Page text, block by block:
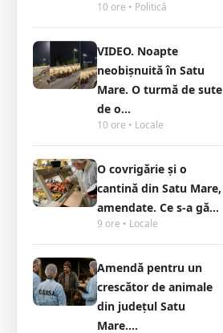
10 ore • Politică
VIDEO. Noapte
neobișnuită în Satu
Mare. O turmă de sute
de o...
10 ore • Locale
O covrigărie și o
cantină din Satu Mare,
amendate. Ce s-a gă...
9 ore • Locale
Amendă pentru un
crescător de animale
din județul Satu
Mare....